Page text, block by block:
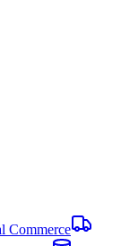
Commerce